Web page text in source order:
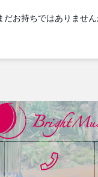
だお持ちではありません